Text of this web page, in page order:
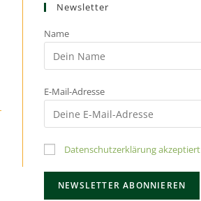
Newsletter
Name
E-Mail-Adresse
Datenschutzerklärung akzeptiert